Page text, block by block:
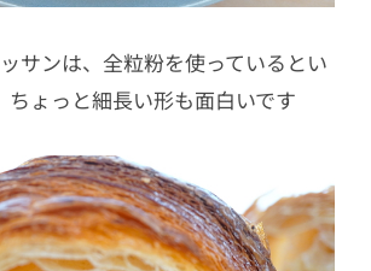
サンは、全粒粉を使っているとい
ちょっと細長い形も面白いです